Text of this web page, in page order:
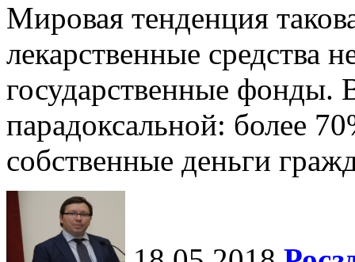
Мировая тенденция
лекарственные средства
государственные фонды.
парадоксальной: более
собственные деньги